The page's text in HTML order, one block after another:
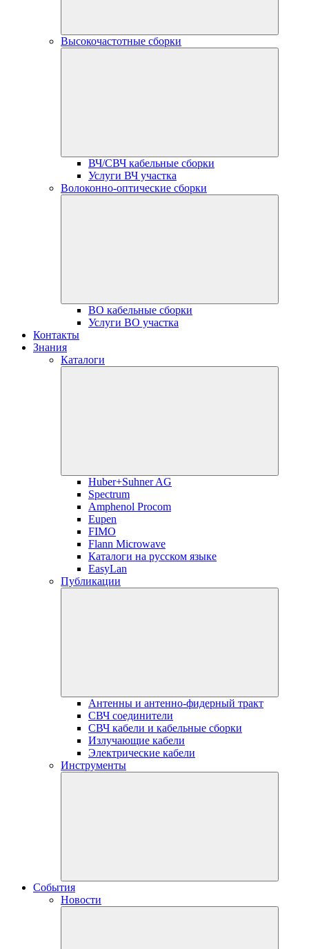
Высокочастотные сборки
ВЧ/СВЧ кабельные сборки
Услуги ВЧ участка
Волоконно-оптические сборки
ВО кабельные сборки
Услуги ВО участка
Контакты
Знания
Каталоги
Huber+Suhner AG
Spectrum
Amphenol Procom
Eupen
FIMO
Flann Microwave
Каталоги на русском языке
EasyLan
Публикации
Антенны и антенно-фидерный тракт
СВЧ соединители
СВЧ кабели и кабельные сборки
Излучающие кабели
Электрические кабели
Инструменты
События
Новости